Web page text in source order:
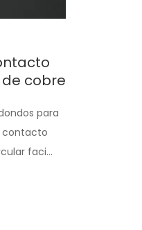
cobre
para
contacto
faci...